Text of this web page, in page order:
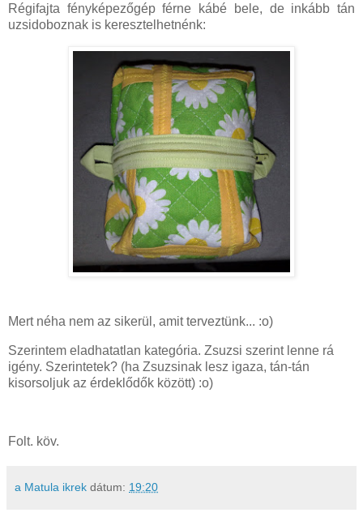
Régifajta fényképezőgép férne kábé bele, de inkább tán
uzsidoboznak is keresztelhetnénk:
Mert néha nem az sikerül, amit terveztünk... :o)
Szerintem eladhatatlan kategória. Zsuzsi szerint lenne rá
igény. Szerintetek? (ha Zsuzsinak lesz igaza, tán-tán
kisorsoljuk az érdeklődők között) :o)
Folt. köv.
a Matula ikrek dátum: 19:20